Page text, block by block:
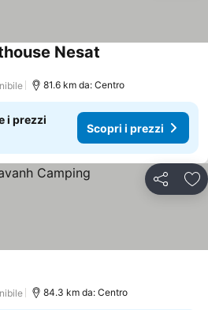
Nesat
81.6 km da: Centro
i prezzi
Scopri i prezzi
Condividi
84.3 km da: Centro